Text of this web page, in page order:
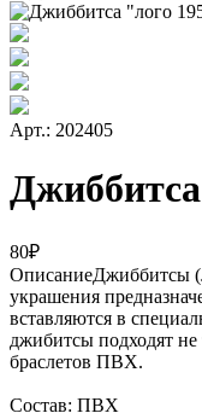
Арт.: 202405
80₽
ОписаниеДжиббитсы
украшения
вставляются в
джибитсы подходят не
браслетов ПВХ.
Состав: ПВХ